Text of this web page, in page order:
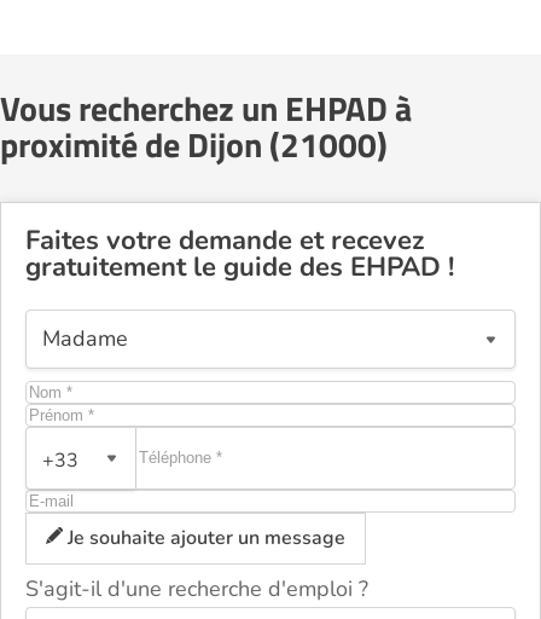
Vous recherchez un EHPAD à
proximité de Dijon (21000)
Faites votre demande et recevez
gratuitement le guide des EHPAD !
+33
Je souhaite ajouter un message
S'agit-il d'une recherche d'emploi ?